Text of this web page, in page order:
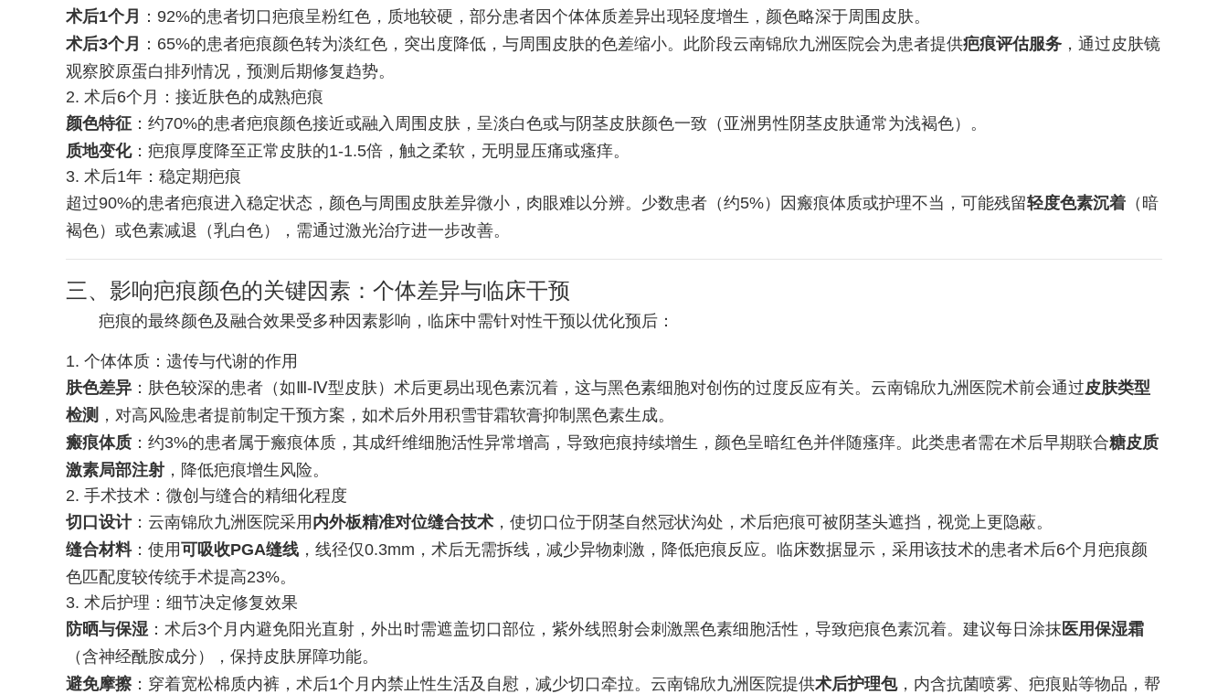
术后1个月
：92%的患者切口疤痕呈粉红色，质地较硬，部分患者因个体体质差异出现轻度增生，颜色略深于周围皮肤。
术后3个月
：65%的患者疤痕颜色转为淡红色，突出度降低，与周围皮肤的色差缩小。此阶段云南锦欣九洲医院会为患者提供疤痕评估服务 ，通过皮肤镜
观察胶原蛋白排列情况，预测后期修复趋势。
2. 术后6个月：接近肤色的成熟疤痕
颜色特征 ：约70%的患者疤痕颜色接近或融入周围皮肤，呈淡白色或与阴茎皮肤颜色一致（亚洲男性阴茎皮肤通常为浅褐色）。
质地变化：疤痕厚度降至正常皮肤的1-1.5倍，触之柔软，无明显压痛或瘙痒。
3. 术后1年：稳定期疤痕
超过90%的患者疤痕进入稳定状态，颜色与周围皮肤差异微小，肉眼难以分辨。少数患者（约5%）因瘢痕体质或护理不当，可能残留轻度色素沉着 （暗
褐色）或色素减退（乳白色），需通过激光治疗进一步改善。
三、影响疤痕颜色的关键因素：个体差异与临床干预
疤痕的最终颜色及融合效果受多种因素影响，临床中需针对性干预以优化预后：
1. 个体体质：遗传与代谢的作用
肤色差异 ：肤色较深的患者（如Ⅲ-Ⅳ型皮肤）术后更易出现色素沉着，这与黑色素细胞对创伤的过度反应有关。云南锦欣九洲医院术前会通过皮肤类型
检测 ，对高风险患者提前制定干预方案，如术后外用积雪苷霜软膏抑制黑色素生成。
瘢痕体质 ：约3%的患者属于瘢痕体质，其成纤维细胞活性异常增高，导致疤痕持续增生，颜色呈暗红色并伴随瘙痒。此类患者需在术后早期联合糖皮质
激素局部注射 ，降低疤痕增生风险。
2. 手术技术：微创与缝合的精细化程度
切口设计：云南锦欣九洲医院采用 内外板精准对位缝合技术 ，使切口位于阴茎自然冠状沟处，术后疤痕可被阴茎头遮挡，视觉上更隐蔽。
缝合材料：使用可吸收PGA缝线 ，线径仅0.3mm，术后无需拆线，减少异物刺激，降低疤痕反应。临床数据显示，采用该技术的患者术后6个月疤痕颜
色匹配度较传统手术提高23%。
3. 术后护理：细节决定修复效果
防晒与保湿 ：术后3个月内避免阳光直射，外出时需遮盖切口部位，紫外线照射会刺激黑色素细胞活性，导致疤痕色素沉着。建议每日涂抹 医用保湿霜
（含神经酰胺成分），保持皮肤屏障功能。
避免摩擦：穿着宽松棉质内裤，术后1个月内禁止性生活及自慰，减少切口牵拉。云南锦欣九洲医院提供术后护理包，内含抗菌喷雾、疤痕贴等物品，帮